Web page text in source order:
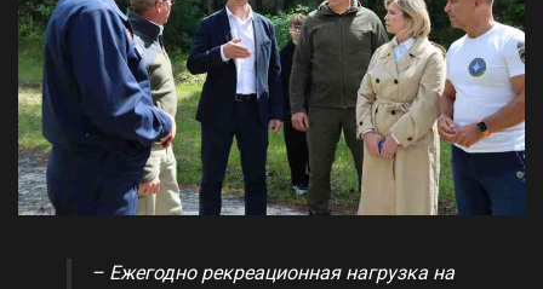
– Ежегодно рекреационная нагрузка на